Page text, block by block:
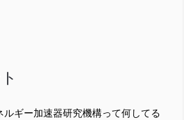
ルギー加速器研究機構って何してる